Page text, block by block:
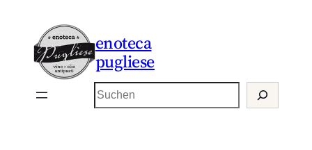
enoteca
pugliese
Suchen